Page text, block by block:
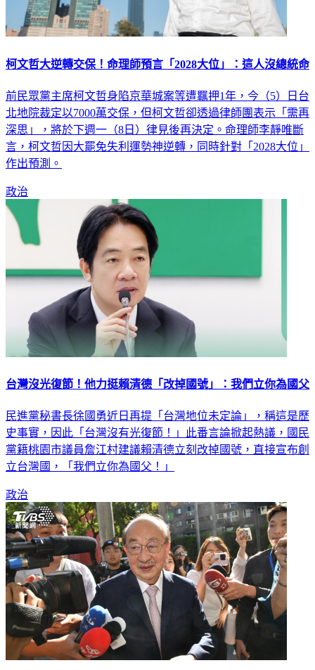
柯文哲大逆轉交保！命理師預言「2028大位」：這人沒總統命
前民眾黨主席柯文哲身陷京華城案等遭羈押1年，今（5）日台
北地院裁定以7000萬交保，但柯文哲卻透過律師團表示「需再
深思」，將於下週一（8日）律見後再決定。命理師李靜唯斷
言，柯文哲因大罷免失利運勢神逆轉，同時針對「2028大位」
作出預測。
政治
台灣沒光復節！他力挺賴清德「改掉國號」：我們立你為國父
民進黨秘書長徐國勇近日再提「台灣地位未定論」，稱這是歷
史事實，因此「台灣沒有光復節！」此番言論掀起熱議，國民
黨籍桃園市議員詹江村建議賴清德立刻改掉國號，直接宣布創
立台灣國，「我們立你為國父！」
政治